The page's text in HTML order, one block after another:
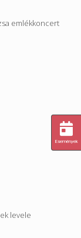
emlékkoncert
levele
Események